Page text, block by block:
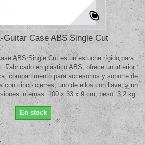
Guitar Case ABS Single Cut
ABS Single Cut es un estuche rígido para
Fabricado en plástico ABS, ofrece un interior
compartimento para accesorios y soporte de
con cinco cierres, uno de ellos con llave, y un
internas: 100 x 33 x 9 cm; peso: 3,2 kg
En stock